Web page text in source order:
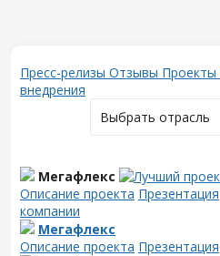
Пресс-релизы Отзывы Проекты
внедрения
Выбрать отрасль
Мегафлекс
Описание проекта Презентация
компании
Мегафлекс
Описание проекта Презентация